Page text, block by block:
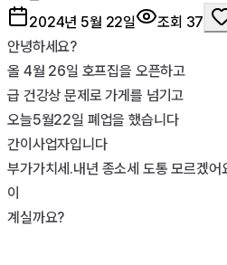
2024년 5월 22일
조회 37
안녕하세요?
올 4월 26일 호프집을 오픈하고
급 건강상 문제로 가게를 넘기고
오늘5월22일 폐업을 했습니다
간이사업자입니다
부가가치세.내년 종소세 도통 모르겠
이
계실까요?